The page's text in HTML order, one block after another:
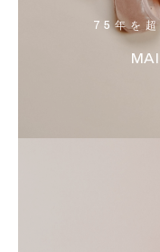
75年を超